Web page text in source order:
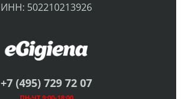
ИНН: 502210213926
+7 (495) 729 72 07